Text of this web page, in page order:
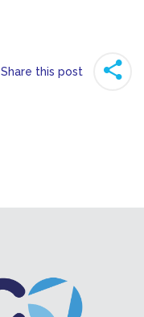
Share this post